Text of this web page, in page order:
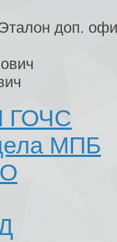
доп.
ГОЧС
МПБ